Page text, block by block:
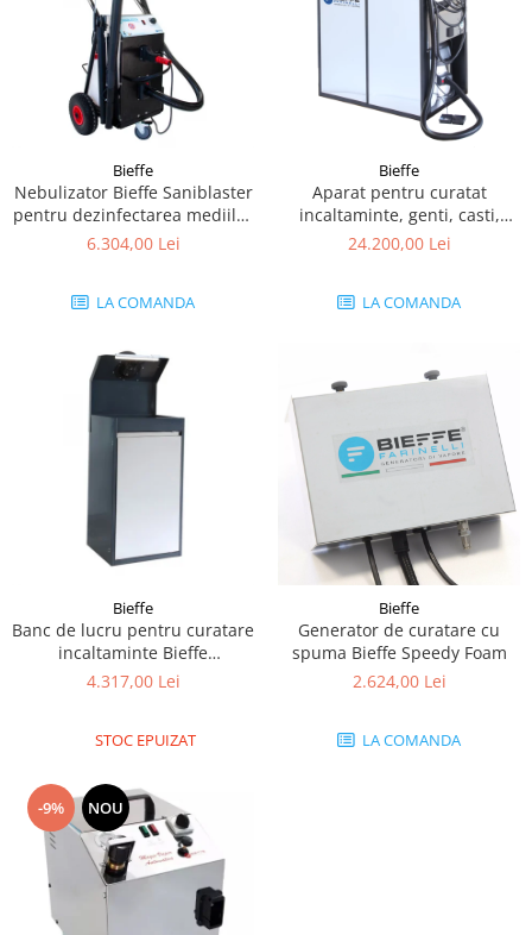
Bieffe
Nebulizator Bieffe Saniblaster
pentru dezinfectarea mediilor
medii și mari
6.304,00 Lei
LA COMANDA
Bieffe
Aparat pentru curatat
incaltaminte, genti, casti,
accesorii Bieffe Scarpavapor
24.200,00 Lei
LA COMANDA
Bieffe
Banc de lucru pentru curatare
incaltaminte Bieffe
Scarpavapor
4.317,00 Lei
STOC EPUIZAT
Bieffe
Generator de curatare cu
spuma Bieffe Speedy Foam
2.624,00 Lei
LA COMANDA
-9% NOU